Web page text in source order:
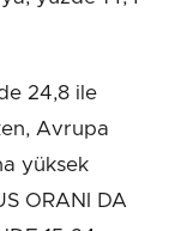
24,8 ile
Avrupa
yüksek
ORANI DA